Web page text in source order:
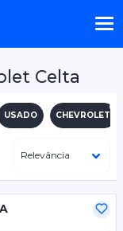
Celta
USADO CHEVROLET